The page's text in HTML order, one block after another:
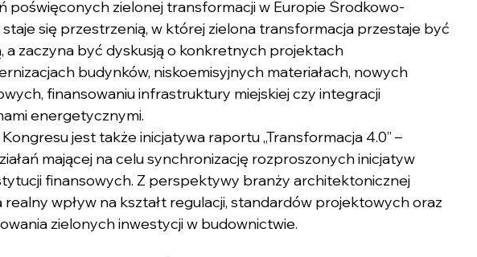
poświęconych zielonej transformacji w Europie Środkowo-
się przestrzenią, w której zielona transformacja przestaje być
a zaczyna być dyskusją o konkretnych projektach
budynków, niskoemisyjnych materiałach, nowych
finansowaniu infrastruktury miejskiej czy integracji
energetycznymi.
jest także inicjatywa raportu „Transformacja 4.0” –
mającej na celu synchronizację rozproszonych inicjatyw
finansowych. Z perspektywy branży architektonicznej
realny wpływ na kształt regulacji, standardów projektowych oraz
zielonych inwestycji w budownictwie.